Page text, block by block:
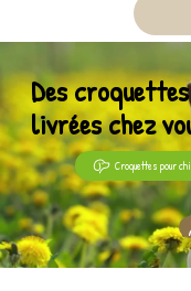
Des
livrées chez
Croquettes pour